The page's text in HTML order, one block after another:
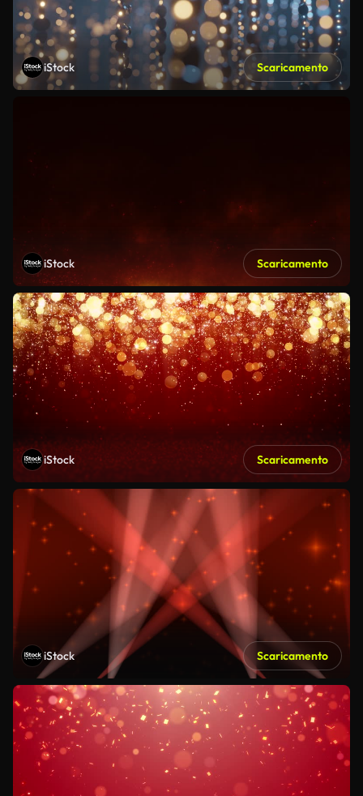
iStock Scaricamento
iStock Scaricamento
iStock Scaricamento
iStock Scaricamento